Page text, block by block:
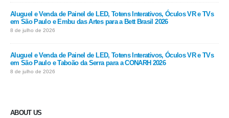
Aluguel e Venda de Painel de LED, Totens Interativos, Óculos VR e TVs
em São Paulo e Embu das Artes para a Bett Brasil 2026
8 de julho de 2026
Aluguel e Venda de Painel de LED, Totens Interativos, Óculos VR e TVs
em São Paulo e Taboão da Serra para a CONARH 2026
8 de julho de 2026
ABOUT US